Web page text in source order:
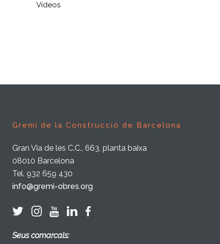
Vídeos
Gremi de la Construcció de Barcelona
Gran Via de les C.C., 663, planta baixa
08010 Barcelona
Tel. 932 659 430
info@gremi-obres.org
Seus comarcals: